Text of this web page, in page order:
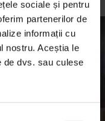
sociale și pentru
partenerilor de
informații cu
nostru. Aceștia le
de dvs. sau culese